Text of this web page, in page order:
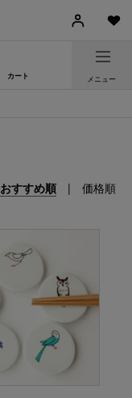
カート メニュー
おすすめ順 | 価格順